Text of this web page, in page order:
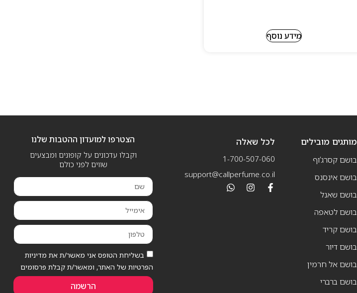
מידע נוסף
מותגים מובילים
בושם קסרג’וף
בושם אינסנס
בושם שאנל
בושם לטאפה
בושם קריד
בושם דיור
בושם אל חרמין
בושם ברברי
לכל שאלה
1-700-507-060
support@callperfume.co.il
הצטרפו למועדון ההטבות שלנו
וקבלו עדכונים על קופונים ומבצעים
שווים לפני כולם
בשליחת הטופס אני מאשר/ת את מדיניות
הפרטיות של האתר, ומאשר/ת קבלת פרסומים
הרשמה